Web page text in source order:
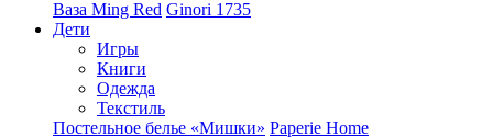
Ваза Ming Red Ginori 1735
Дети
Игры
Книги
Одежда
Текстиль
Постельное белье «Мишки» Paperie Home